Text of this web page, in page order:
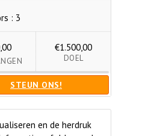
: 3
€1.500,00
DOEL
STEUN ONS!
en de herdruk